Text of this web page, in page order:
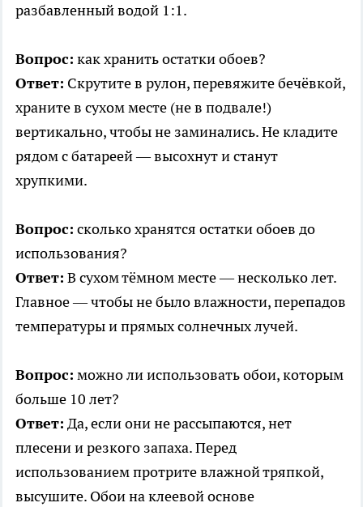
разбавленный водой 1:1.
Вопрос: как хранить остатки обоев?
Ответ: Скрутите в рулон, перевяжите бечёвкой,
храните в сухом месте (не в подвале!)
вертикально, чтобы не заминались. Не кладите
рядом с батареей — высохнут и станут
хрупкими.
Вопрос: сколько хранятся остатки обоев до
использования?
Ответ: В сухом тёмном месте — несколько лет.
Главное — чтобы не было влажности, перепадов
температуры и прямых солнечных лучей.
Вопрос: можно ли использовать обои, которым
больше 10 лет?
Ответ: Да, если они не рассыпаются, нет
плесени и резкого запаха. Перед
использованием протрите влажной тряпкой,
высушите. Обои на клеевой основе